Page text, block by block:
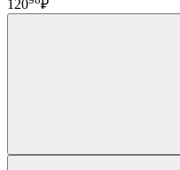
120
₽